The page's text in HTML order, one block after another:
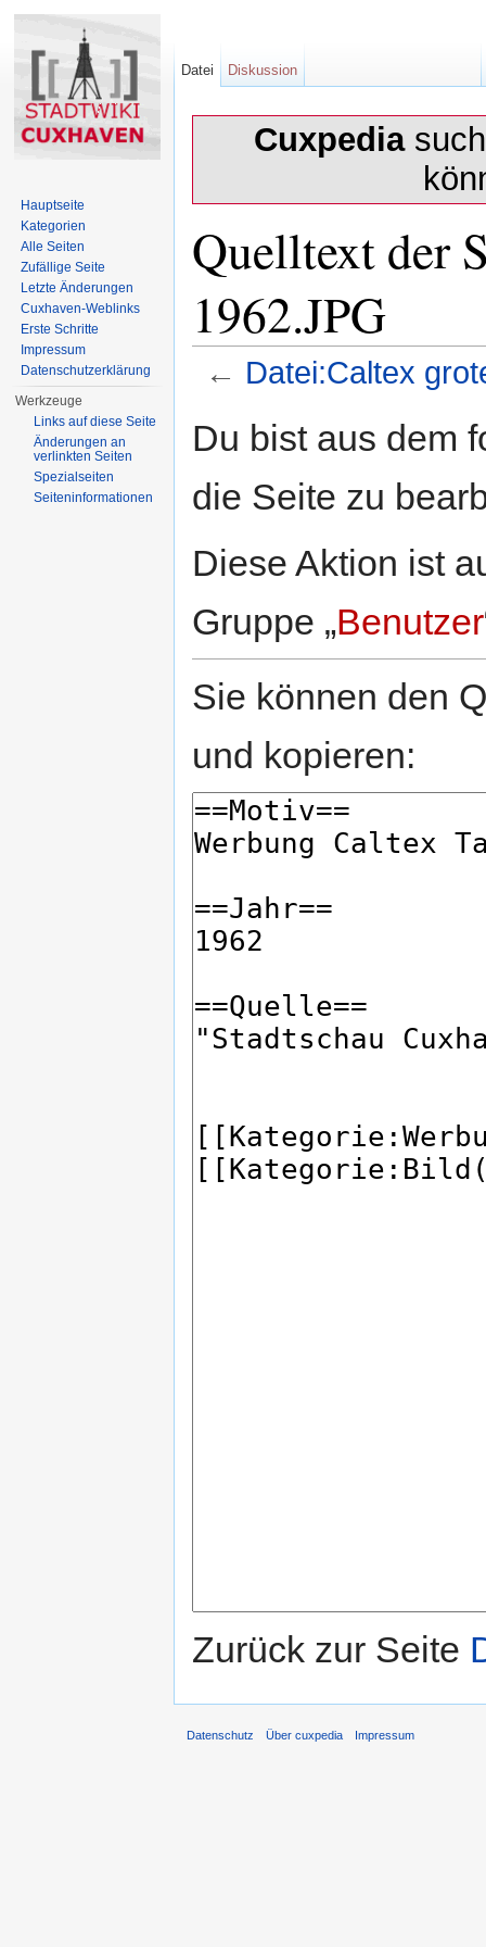
Cuxpedia
Quelltext der
1962.JPG
← Datei:Caltex
Du bist aus dem
die Seite zu
Diese Aktion ist
Gruppe „Benutzer
Sie können den
und kopieren:
Zurück zur Seite
Datei Diskussion
Hauptseite
Kategorien
Alle Seiten
Zufällige Seite
Letzte Änderungen
Cuxhaven-Weblinks
Erste Schritte
Impressum
Datenschutzerklärung
Werkzeuge
Links auf diese Seite
Änderungen an
verlinkten Seiten
Spezialseiten
Seiten­informationen
Datenschutz Über cuxpedia Impressum